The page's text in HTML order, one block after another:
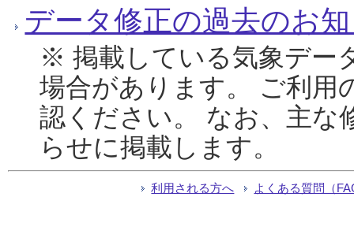
データ修正の過去のお
※ 掲載している気象デー
場合があります。 ご利用
認ください。 なお、主な
らせに掲載します。
利用される方へ よくある質問（